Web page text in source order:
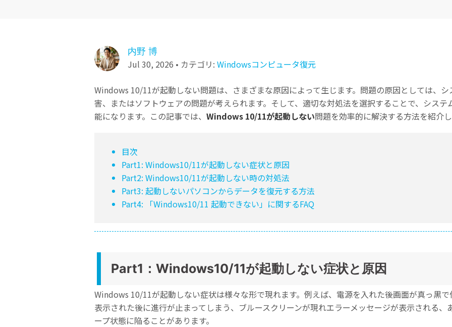
内野 博
Jul 30, 2026 • カテゴリ: Windowsコンピュータ復元
Windows 10/11が起動しない問題は、さまざまな原因によって生じます。問題の原因としては、
害、またはソフトウェアの問題が考えられます。そして、適切な対処法を選択することで、シス
能になります。この記事では、 Windows 10/11が起動しない問題を効率的に解決する方法を紹介
目次
Part1: Windows10/11が起動しない症状と原因
Part2: Windows10/11が起動しない時の対処法
Part3: 起動しないパソコンからデータを復元する方法
Part4: 「Windows10/11 起動できない」に関するFAQ
Part1：Windows10/11が起動しない症状と原因
Windows 10/11が起動しない症状は様々な形で現れます。例えば、電源を入れた後画面が真っ黒
表示された後に進行が止まってしまう、ブルースクリーンが現れエラーメッセージが表示される
ープ状態に陥ることがあります。